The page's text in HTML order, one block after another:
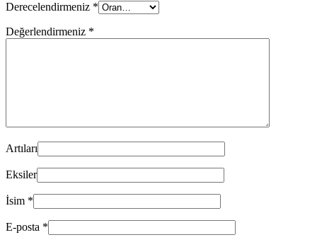
Derecelendirmeniz *
Değerlendirmeniz *
Artıları
Eksiler
İsim *
E-posta *